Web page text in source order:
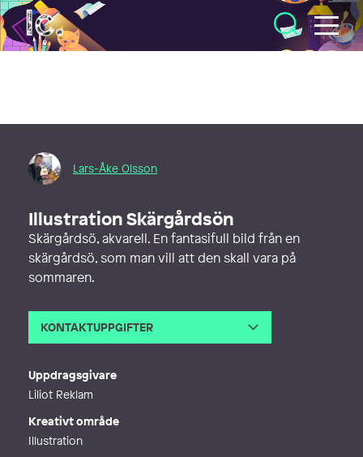
Illustratörcentrum
Lars-Åke Olsson
Illustration Skärgårdsön
Skärgårdsö, akvarell. En fantasifull bild från en
skärgårdsö, som man vill att den skall vara på
sommaren.
KONTAKTUPPGIFTER
Uppdragsgivare
Liliot Reklam
Kreativt område
Illustration